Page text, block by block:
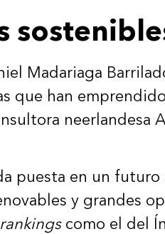
Madariaga
que han
neerlandesa
puesta en un
y grandes
rankingscomo el del